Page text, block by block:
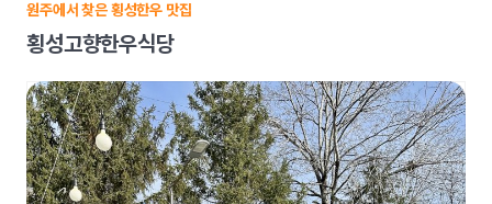
원주에서 찾은 횡성한우 맛집
횡성고향한우식당